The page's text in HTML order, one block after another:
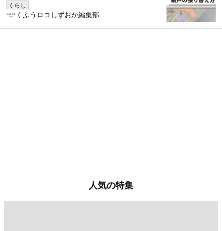
くらし
くふうロコしずおか編集部
人気の特集